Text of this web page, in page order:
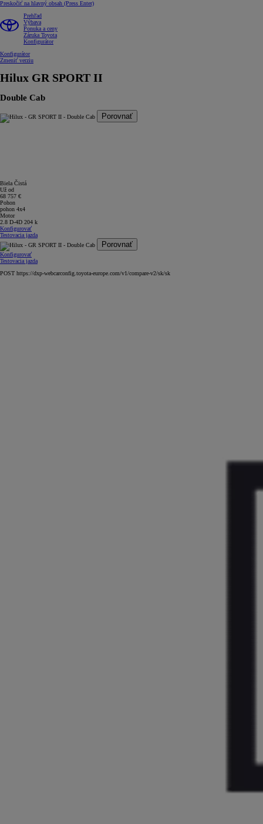
Preskočiť na hlavný obsah (Press Enter)
Prehľad
Výbava
Ponuka a ceny
Záruka Toyota
Konfigurátor
Konfigurátor
Zmeniť verziu
Hilux GR SPORT II
Double Cab
Porovnať
Biela Čistá
Už od
68 757 €
Pohon
pohon 4x4
Motor
2.8 D-4D 204 k
Konfigurovať
Testovacia jazda
Porovnať
Konfigurovať
Testovacia jazda
POST https://dxp-webcarconfig.toyota-europe.com/v1/compare-v2/sk/sk